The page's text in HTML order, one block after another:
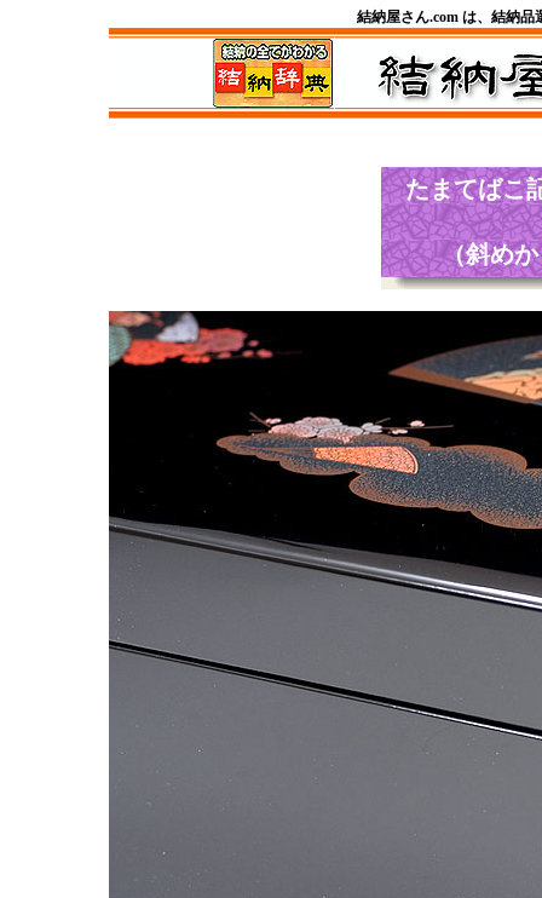
結納屋さん.com は、結納
たまてばこ
（斜め